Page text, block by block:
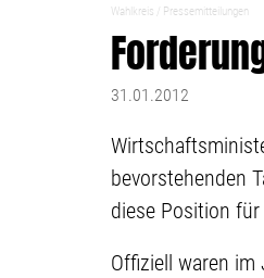
Wahlkreis Pressemitteilungen
31.01.2012
bevorstehenden
diese Position
Offiziell waren